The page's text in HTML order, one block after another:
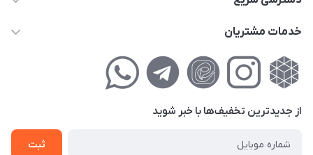
کوچه گلریز 4 غربی ، پلاک 13
حساب کاربری
لیست محصولات
خدمات مشتریان
راهنمای‌خرید‌آنلاین
حریم خصوصی
فروش‌اقساطی
از جدید‌ترین تخفیف‌ها با‌ خبر شوید
ثبت